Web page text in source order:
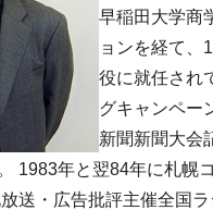
早稲田大学商
ョンを経て、
役に就任され
グキャンペー
新聞新聞大会
1983年と翌84年に札幌
送・広告批評主催全国